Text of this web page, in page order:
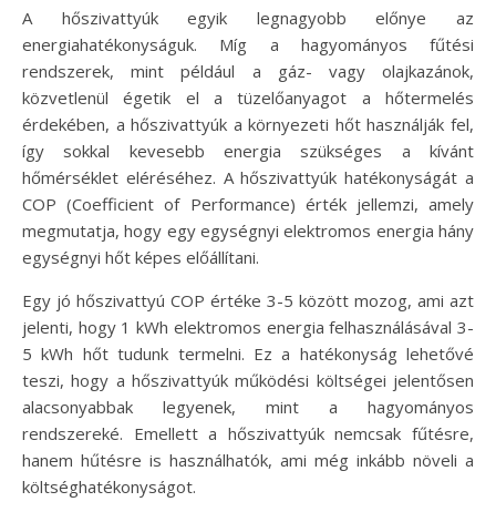
A hőszivattyúk egyik legnagyobb előnye az
energiahatékonyságuk. Míg a hagyományos fűtési
rendszerek, mint például a gáz- vagy olajkazánok,
közvetlenül égetik el a tüzelőanyagot a hőtermelés
érdekében, a hőszivattyúk a környezeti hőt használják fel,
így sokkal kevesebb energia szükséges a kívánt
hőmérséklet eléréséhez. A hőszivattyúk hatékonyságát a
COP (Coefficient of Performance) érték jellemzi, amely
megmutatja, hogy egy egységnyi elektromos energia hány
egységnyi hőt képes előállítani.
Egy jó hőszivattyú COP értéke 3-5 között mozog, ami azt
jelenti, hogy 1 kWh elektromos energia felhasználásával 3-
5 kWh hőt tudunk termelni. Ez a hatékonyság lehetővé
teszi, hogy a hőszivattyúk működési költségei jelentősen
alacsonyabbak legyenek, mint a hagyományos
rendszereké. Emellett a hőszivattyúk nemcsak fűtésre,
hanem hűtésre is használhatók, ami még inkább növeli a
költséghatékonyságot.